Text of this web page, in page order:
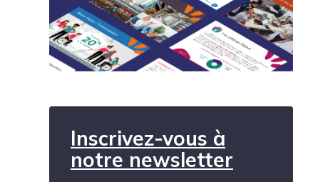
Inscrivez-vous à
notre newsletter